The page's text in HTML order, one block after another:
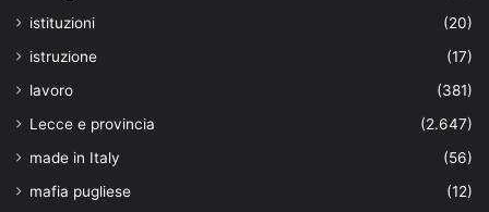
istituzioni
(20)
istruzione
(17)
lavoro
(381)
Lecce e provincia
(2.647)
made in Italy
(56)
mafia pugliese
(12)